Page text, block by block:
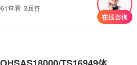
措施大约是这样的咯~~
查看 3回答